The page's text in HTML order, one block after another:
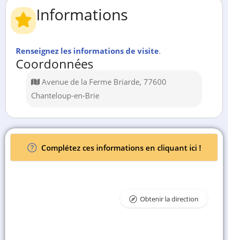
Informations
Renseignez les informations de visite.
Coordonnées
Avenue de la Ferme Briarde, 77600
Chanteloup-en-Brie
Complétez ces informations en cliquant ici !
Obtenir la direction